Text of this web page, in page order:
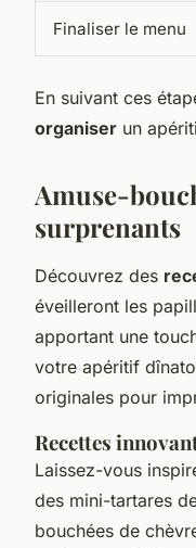
Finaliser le menu
En suivant ces
organiser un
Amuse-
surprenants
Découvrez des
éveilleront les
apportant une
votre apéritif
originales pour
Recettes
Laissez-vous
des mini-tartares
bouchées de